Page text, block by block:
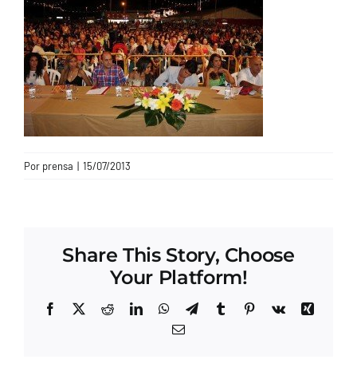
CONTACTO
Por prensa | 15/07/2013
Share This Story, Choose
Your Platform!
Facebook
X RedditLinkedInWhatsApp
TelegramTumblrPinterest
Vk
Xing
Correo